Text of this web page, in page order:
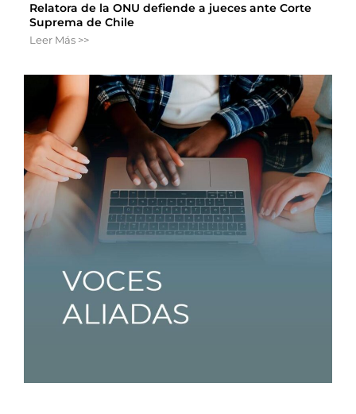
Relatora de la ONU defiende a jueces ante Corte
Suprema de Chile
Leer Más >>